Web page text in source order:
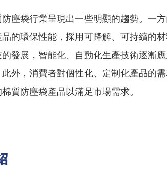
塵袋行業呈現出一些明顯的趨勢。一
的環保性能，採用可降解、可持續的
發展，智能化、自動化生產技術逐漸
外，消費者對個性化、定制化產品的
質防塵袋產品以滿足市場需求。